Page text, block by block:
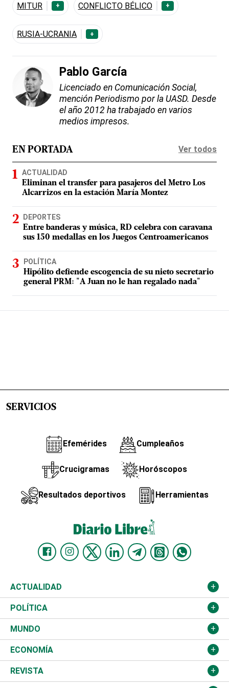
MITUR + CONFLICTO BÉLICO +
RUSIA-UCRANIA +
Pablo García
Licenciado en Comunicación Social,
mención Periodismo por la UASD. Desde
el año 2012 ha trabajado en varios
medios impresos.
EN PORTADA Ver todos
ACTUALIDAD
Eliminan el transfer para pasajeros del Metro Los
Alcarrizos en la estación María Montez
DEPORTES
Entre banderas y música, RD celebra con caravana
sus 150 medallas en los Juegos Centroamericanos
POLÍTICA
Hipólito defiende escogencia de su nieto secretario
general PRM: "A Juan no le han regalado nada"
SERVICIOS
Efemérides Cumpleaños
Crucigramas Horóscopos
Resultados deportivos Herramientas
ACTUALIDAD
Nacional
Ciudad
Educación
Salud
POLÍTICA
Partidos
JCE
TSE
MUNDO
Estados Unidos
América Latina
ECONOMÍA
Finanzas
REVISTA